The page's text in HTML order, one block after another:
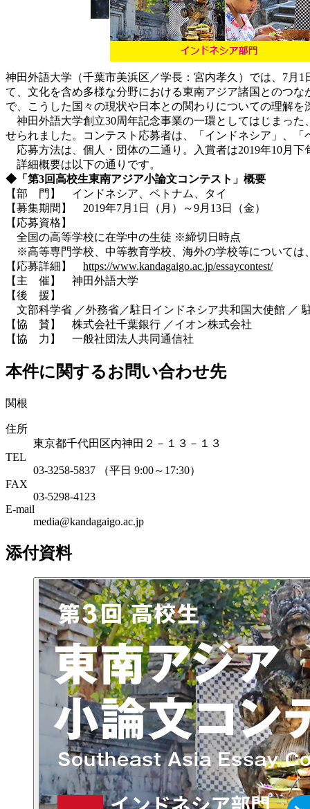
神田外語大学（千葉市美浜区／学長：宮内孝久）では、7月
て、文化を含め多様な分野における東南アジア諸国とのつ
で、こうした国々の現状や日本との関わりについての理解
神田外語大学創立30周年記念事業の一環としてはじまった
せられました。コンテスト応募者は、「インドネシア」、
応募方法は、個人・団体の二通り。入賞者は2019年10月
詳細概要は以下の通りです。
◆「第3回高校生東南アジア小論文コンテスト」概要
【部 門】 インドネシア、ベトナム、タイ
【募集期間】 2019年7月1日（月）～9月13日（金）
【応募資格】
全国の高等学校に在学中の生徒 ※締切日時点
※高等専門学校、中等教育学校、海外の学校等については
【応募詳細】 https://www.kandagaigo.ac.jp/essaycontest/
【主 催】 神田外語大学
【後 援】
文部科学省 ／外務省／駐日インドネシア共和国大使館 ／
【協 賛】 株式会社千葉銀行 ／イオン株式会社
【協 力】 一般社団法人共同通信社
本件に関するお問い合わせ先
関根
住所
東京都千代田区内神田２－１３－１３
TEL
03-3258-5837 （平日 9:00～17:30）
FAX
03-5298-4123
E-mail
media@kandagaigo.ac.jp
添付資料